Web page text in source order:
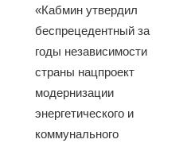
«Кабмин утвердил
беспрецедентный за
годы независимости
страны нацпроект
модернизации
энергетического и
коммунального